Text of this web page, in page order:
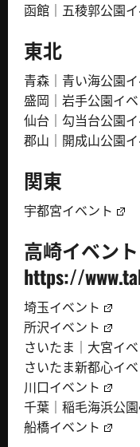
函館｜五稜郭公園
東北
青森｜青い海公園
盛岡｜岩手公園イ
仙台｜勾当台公園
郡山｜開成山公園
関東
宇都宮イベント
高崎イベント
https://
埼玉イベント
所沢イベント
さいたま｜大宮イ
さいたま新都心イ
川口イベント
千葉｜稲毛海浜公園
船橋イベント